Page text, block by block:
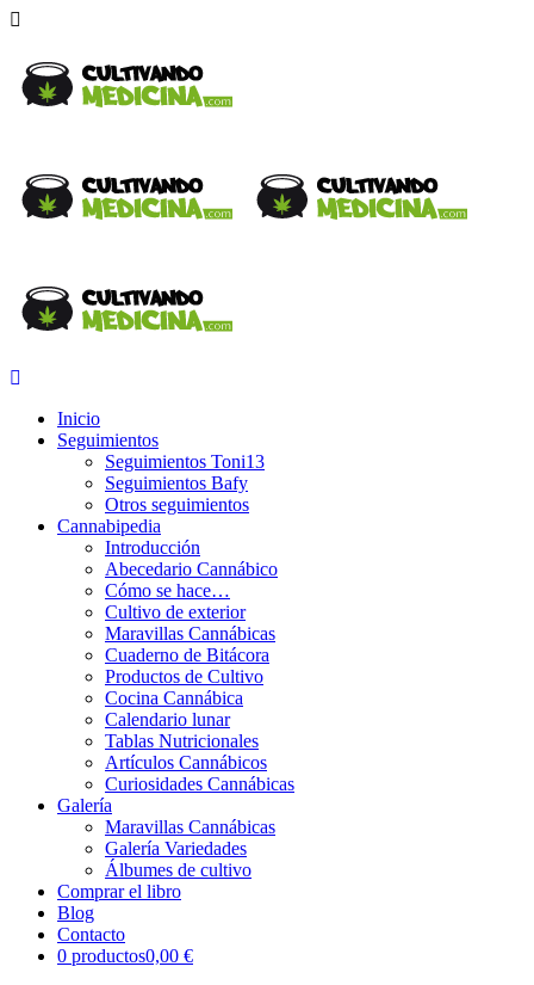
Inicio
Seguimientos
Seguimientos Toni13
Seguimientos Bafy
Otros seguimientos
Cannabipedia
Introducción
Abecedario Cannábico
Cómo se hace…
Cultivo de exterior
Maravillas Cannábicas
Cuaderno de Bitácora
Productos de Cultivo
Cocina Cannábica
Calendario lunar
Tablas Nutricionales
Artículos Cannábicos
Curiosidades Cannábicas
Galería
Maravillas Cannábicas
Galería Variedades
Álbumes de cultivo
Comprar el libro
Blog
Contacto
0 productos0,00 €